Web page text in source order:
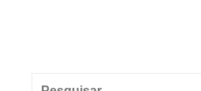
Pesquisar